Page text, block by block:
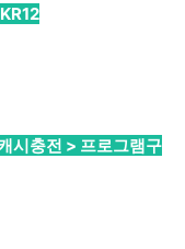
시충전 > 프로그램구